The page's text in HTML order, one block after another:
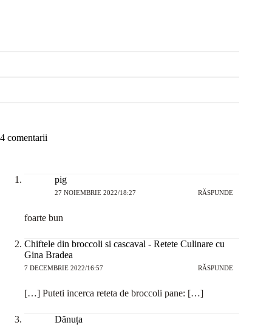
4 comentarii
pig
27 NOIEMBRIE 2022/18:27 RĂSPUNDE
foarte bun
Chiftele din broccoli si cascaval - Retete Culinare cu
Gina Bradea
7 DECEMBRIE 2022/16:57 RĂSPUNDE
[…] Puteti incerca reteta de broccoli pane: […]
Dănuța